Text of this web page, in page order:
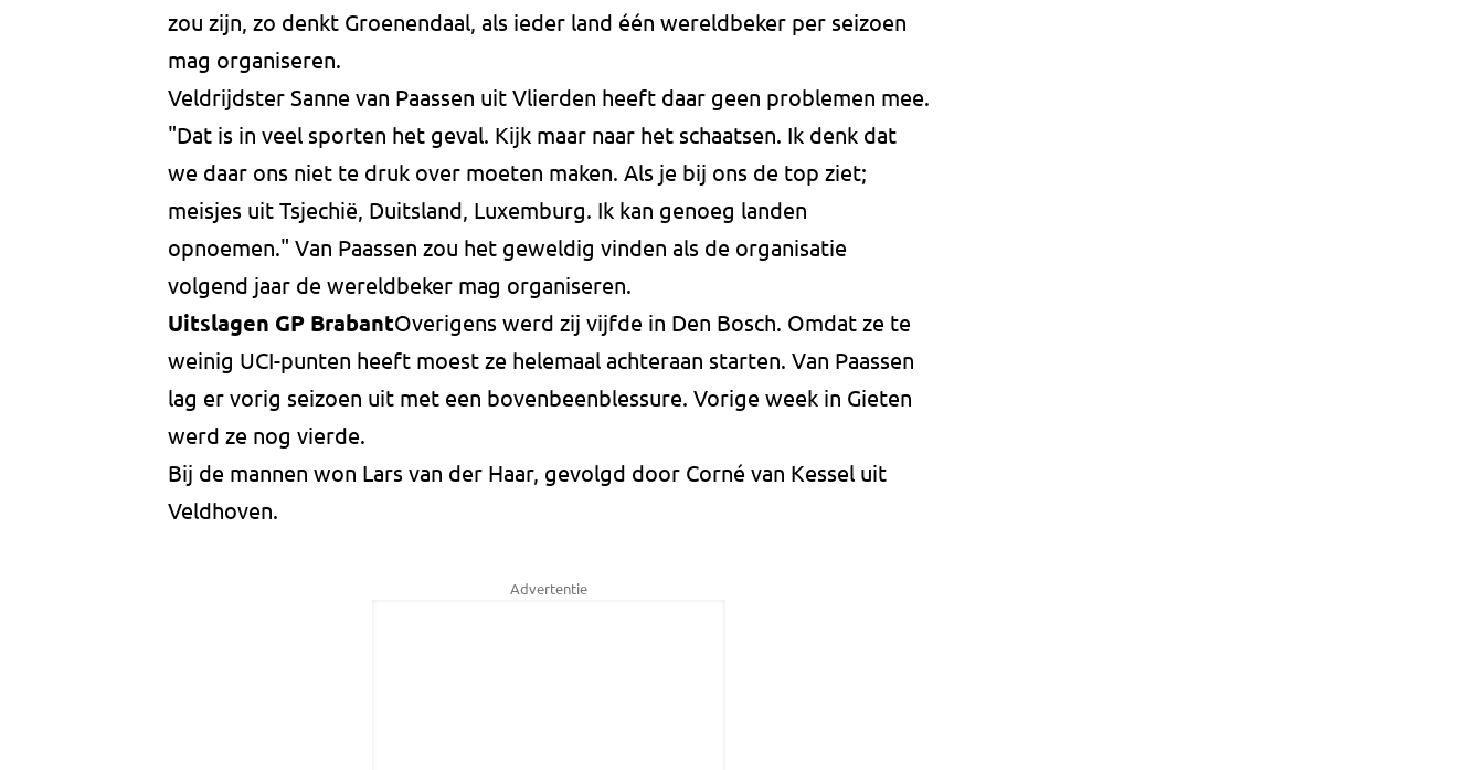
zou zijn, zo denkt Groenendaal, als ieder land één wereldbeker per seizoen
mag organiseren.
Veldrijdster Sanne van Paassen uit Vlierden heeft daar geen problemen mee.
"Dat is in veel sporten het geval. Kijk maar naar het schaatsen. Ik denk dat
we daar ons niet te druk over moeten maken. Als je bij ons de top ziet;
meisjes uit Tsjechië, Duitsland, Luxemburg. Ik kan genoeg landen
opnoemen." Van Paassen zou het geweldig vinden als de organisatie
volgend jaar de wereldbeker mag organiseren.
Uitslagen GP BrabantOverigens werd zij vijfde in Den Bosch. Omdat ze te
weinig UCI-punten heeft moest ze helemaal achteraan starten. Van Paassen
lag er vorig seizoen uit met een bovenbeenblessure. Vorige week in Gieten
werd ze nog vierde.
Bij de mannen won Lars van der Haar, gevolgd door Corné van Kessel uit
Veldhoven.
Advertentie